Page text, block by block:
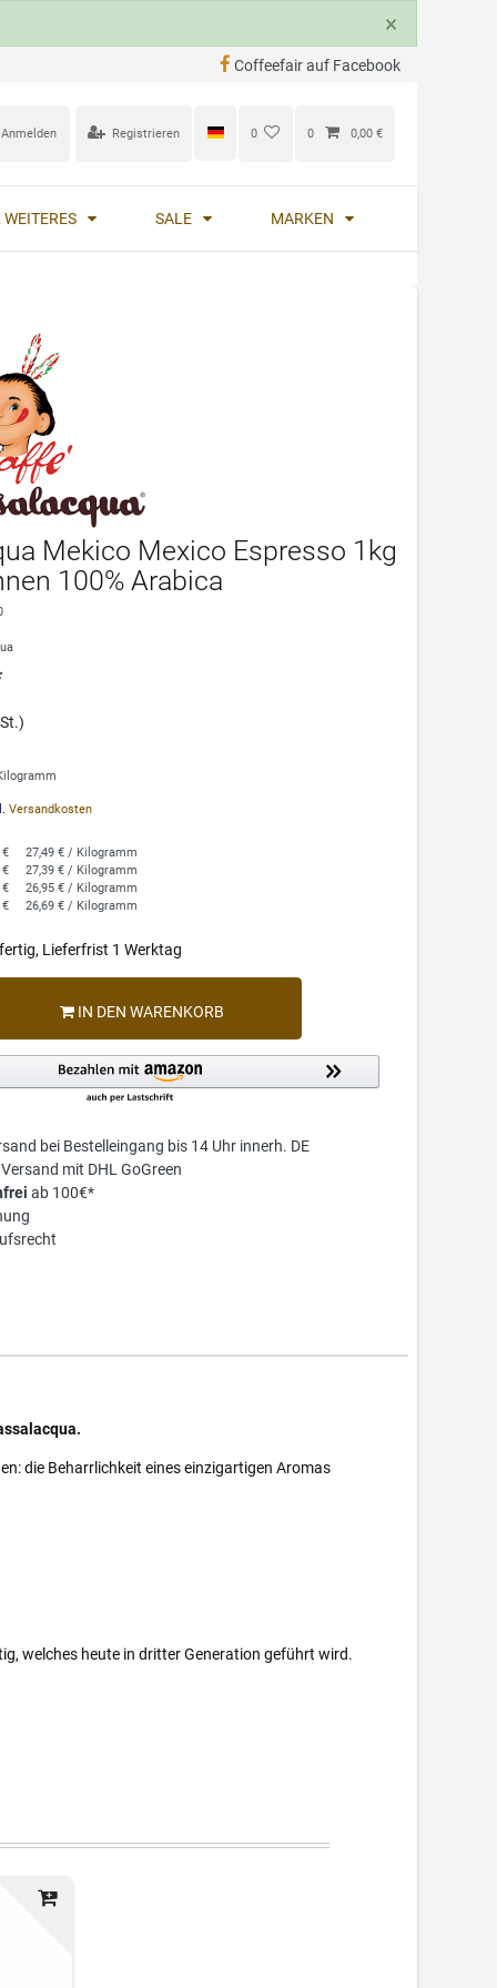
×
Coffeefair auf Facebook
Anmelden Registrieren 0 0 0,00 €
SALE MARKEN
Mekico Mexico Espresso 1kg
100% Arabica
Versandkosten
€
27,49 € / Kilogramm
€
27,39 € / Kilogramm
€
26,95 € / Kilogramm
€ 26,69 € / Kilogramm
Lieferfrist 1 Werktag
IN DEN WARENKORB
bei Bestelleingang bis 14 Uhr innerh. DE
mit DHL GoGreen
ab 100€*
die Beharrlichkeit eines einzigartigen Aromas
welches heute in dritter Generation geführt wird.